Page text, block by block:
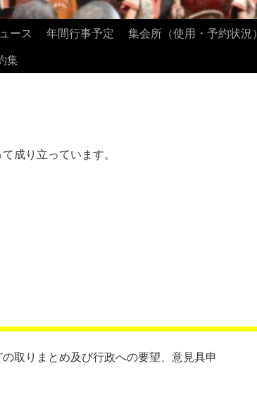
ース 年間行事予定 集会所（使用・予約状況）
集
成り立っています。
取りまとめ及び行政への要望、意見具申